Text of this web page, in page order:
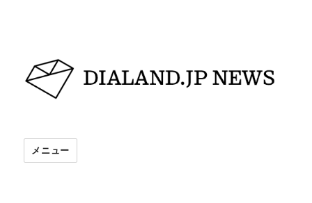
DIALAND.JP NEWS
メニュー